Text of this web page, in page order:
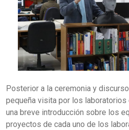
Posterior a la ceremonia y
pequeña visita por los
una breve introducción sobre los
proyectos de cada uno de los